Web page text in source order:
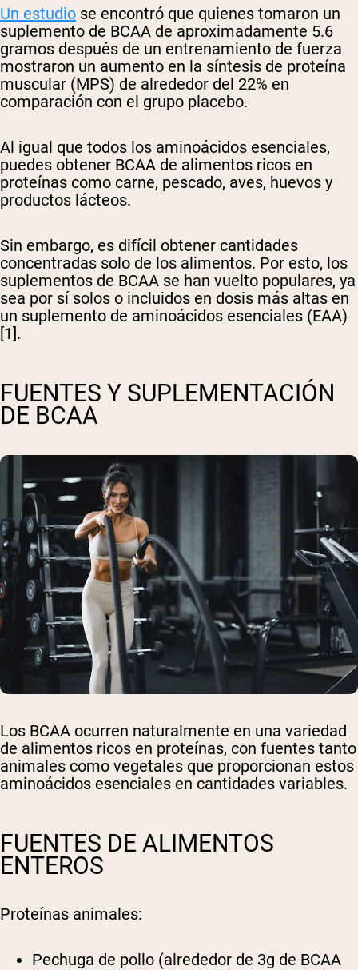
Un estudio se encontró que quienes tomaron un
suplemento de BCAA de aproximadamente 5.6
gramos después de un entrenamiento de fuerza
mostraron un aumento en la síntesis de proteína
muscular (MPS) de alrededor del 22% en
comparación con el grupo placebo.
Al igual que todos los aminoácidos esenciales,
puedes obtener BCAA de alimentos ricos en
proteínas como carne, pescado, aves, huevos y
productos lácteos.
Sin embargo, es difícil obtener cantidades
concentradas solo de los alimentos. Por esto, los
suplementos de BCAA se han vuelto populares, ya
sea por sí solos o incluidos en dosis más altas en
un suplemento de aminoácidos esenciales (EAA)
[1].
FUENTES Y SUPLEMENTACIÓN
DE BCAA
Los BCAA ocurren naturalmente en una variedad
de alimentos ricos en proteínas, con fuentes tanto
animales como vegetales que proporcionan estos
aminoácidos esenciales en cantidades variables.
FUENTES DE ALIMENTOS
ENTEROS
Proteínas animales:
Pechuga de pollo (alrededor de 3g de BCAA